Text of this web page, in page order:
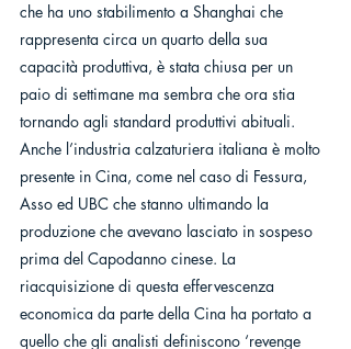
che ha uno stabilimento a Shanghai che
rappresenta circa un quarto della sua
capacità produttiva, è stata chiusa per un
paio di settimane ma sembra che ora stia
tornando agli standard produttivi abituali.
Anche l’industria calzaturiera italiana è molto
presente in Cina, come nel caso di Fessura,
Asso ed UBC che stanno ultimando la
produzione che avevano lasciato in sospeso
prima del Capodanno cinese. La
riacquisizione di questa effervescenza
economica da parte della Cina ha portato a
quello che gli analisti definiscono ‘revenge